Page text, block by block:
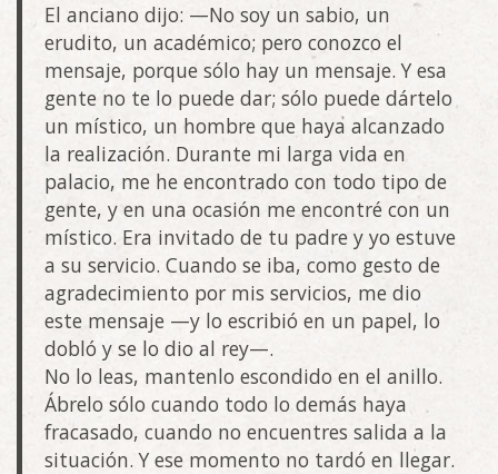
El anciano dijo: —No soy un sabio, un
erudito, un académico; pero conozco el
mensaje, porque sólo hay un mensaje. Y esa
gente no te lo puede dar; sólo puede dártelo
un místico, un hombre que haya alcanzado
la realización. Durante mi larga vida en
palacio, me he encontrado con todo tipo de
gente, y en una ocasión me encontré con un
místico. Era invitado de tu padre y yo estuve
a su servicio. Cuando se iba, como gesto de
agradecimiento por mis servicios, me dio
este mensaje —y lo escribió en un papel, lo
dobló y se lo dio al rey—.
No lo leas, mantenlo escondido en el anillo.
Ábrelo sólo cuando todo lo demás haya
fracasado, cuando no encuentres salida a la
situación. Y ese momento no tardó en llegar.